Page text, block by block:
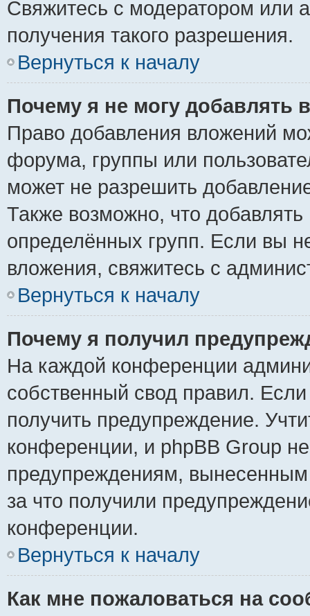
Свяжитесь с модератором или
получения такого разрешения.
Вернуться к началу
Почему я не могу добавлять
Право добавления вложений
форума, группы или
может не разрешить
Также возможно, что
определённых групп. Если вы
вложения, свяжитесь с
Вернуться к началу
Почему я получил
На каждой конференции
собственный свод правил.
получить предупреждение.
конференции, и phpBB Group
предупреждениям,
за что получили
конференции.
Вернуться к началу
Как мне пожаловаться на